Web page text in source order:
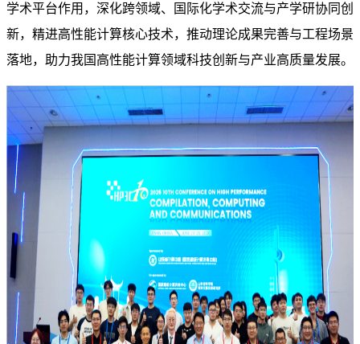
学术平台作用，深化跨领域、国际化学术交流与产学研协同创
新，精进高性能计算核心技术，推动理论成果完善与工程场景
落地，助力我国高性能计算领域科技创新与产业高质量发展。